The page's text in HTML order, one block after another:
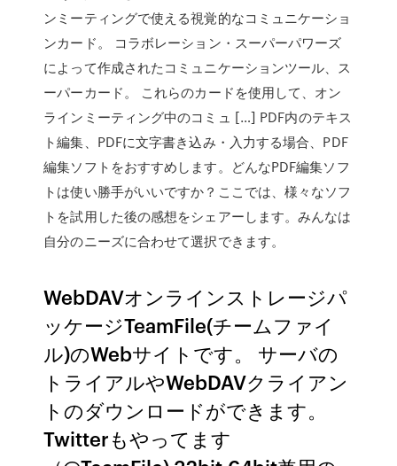
ンミーティングで使える視覚的なコミュニケーショ
ンカード。 コラボレーション・スーパーパワーズ
によって作成されたコミュニケーションツール、ス
ーパーカード。 これらのカードを使用して、オン
ラインミーティング中のコミュ […] PDF内のテキス
ト編集、PDFに文字書き込み・入力する場合、PDF
編集ソフトをおすすめします。どんなPDF編集ソフ
トは使い勝手がいいですか？ここでは、様々なソフ
トを試用した後の感想をシェアーします。みんなは
自分のニーズに合わせて選択できます。
WebDAVオンラインストレージパ
ッケージTeamFile(チームファイ
ル)のWebサイトです。 サーバの
トライアルやWebDAVクライアン
トのダウンロードができます。
Twitterもやってます